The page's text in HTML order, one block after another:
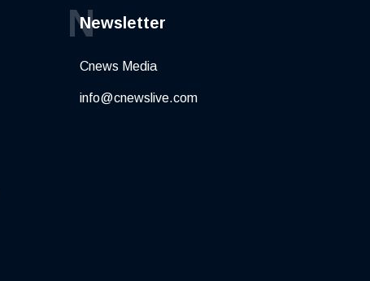
Newsletter
N
Cnews Media
info@cnewslive.com